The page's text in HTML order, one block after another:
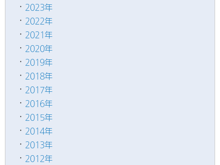
2023年
2022年
2021年
2020年
2019年
2018年
2017年
2016年
2015年
2014年
2013年
2012年